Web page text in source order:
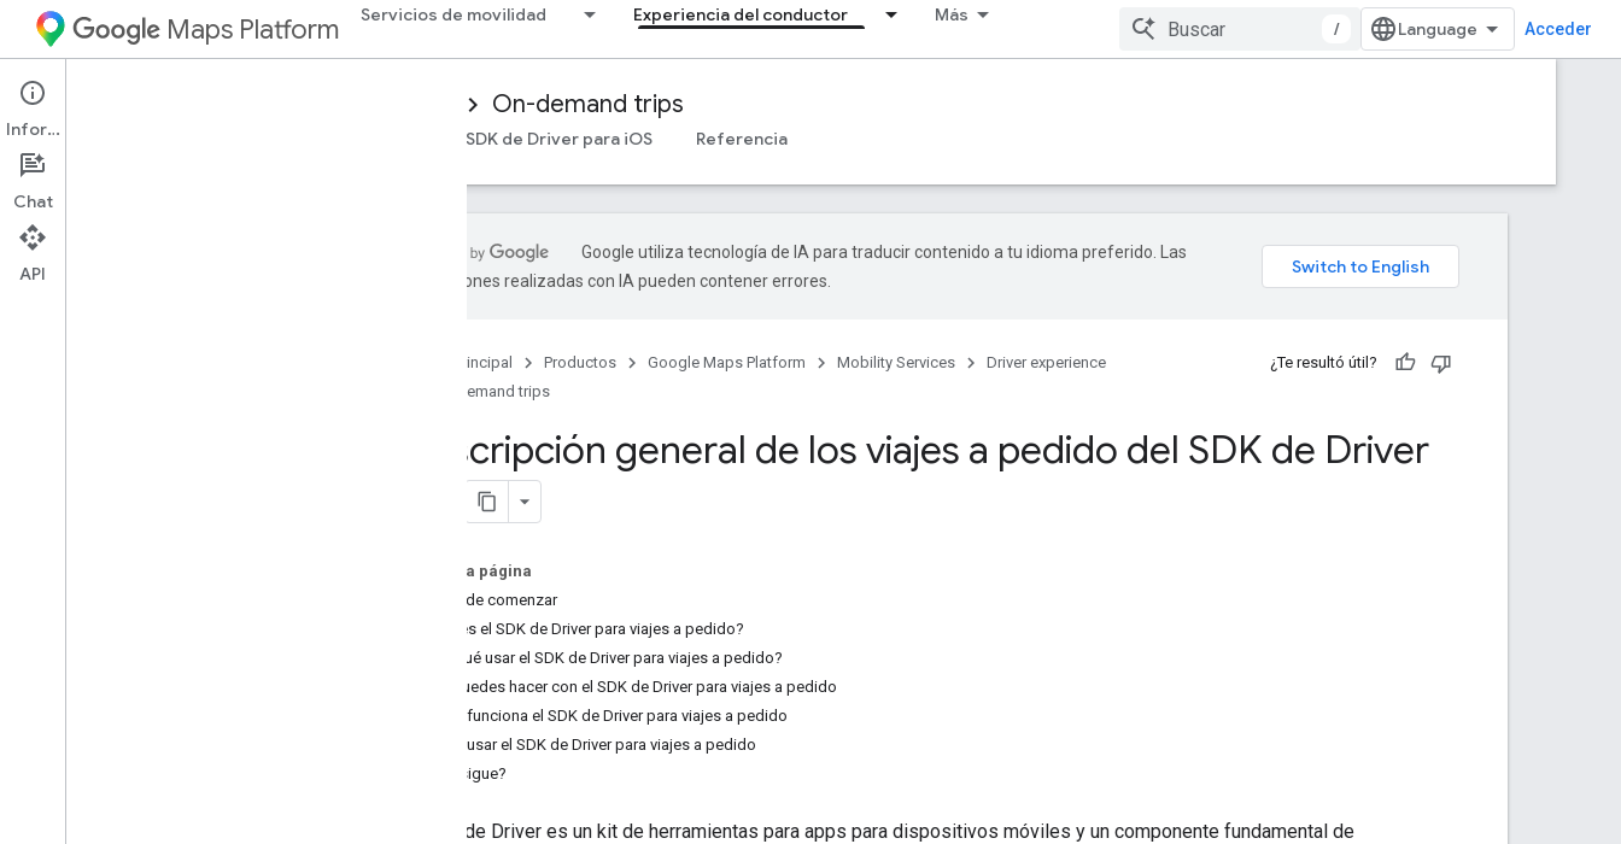
Maps Platform Servicios de movilidad Experiencia del conductor Más
/ Acceder
Mobility Services On-demand trips
Descripción general SDK de Driver para iOS Referencia
Google utiliza tecnología de IA para traducir contenido a tu idioma preferido. Las
traducciones realizadas con IA pueden contener errores.
Página principal Productos Google Maps Platform Mobility Services
Driver experience
On-demand trips
¿Te resultó útil?
Descripción general de los viajes a pedido del SDK de Driver
En esta página
Antes de comenzar
¿Qué es el SDK de Driver para viajes a pedido?
¿Por qué usar el SDK de Driver para viajes a pedido?
Qué puedes hacer con el SDK de Driver para viajes a pedido
Cómo funciona el SDK de Driver para viajes a pedido
Cómo usar el SDK de Driver para viajes a pedido
¿Qué sigue?
El SDK de Driver es un kit de herramientas para apps para dispositivos móviles y un componente fundamental de
Información
Chat
API